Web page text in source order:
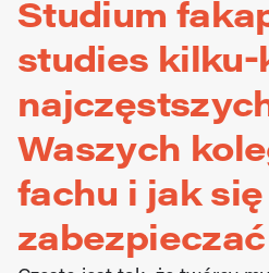
Studium
studies
Waszych
fachu i jak
zabezpieczać